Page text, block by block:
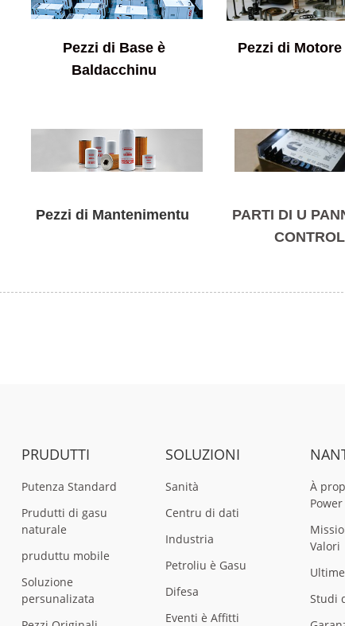
Pezzi di Base è
Baldacchinu
Pezzi di
Pezzi di Mantenimentu
PARTI DI U
PRUDUTTI
Putenza Standard
Prudutti di gasu
naturale
pruduttu mobile
Soluzione
persunalizata
SOLUZIONI
Sanità
Centru di dati
Industria
Petroliu è Gasu
Difesa
Eventi è Affitti
À
Power
Valori
Studi